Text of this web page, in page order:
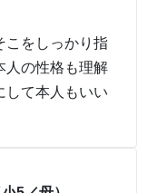
こをしっかり指
人の性格も理解
して本人もいい